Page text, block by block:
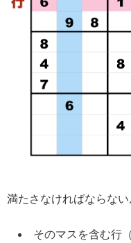
満たさなければならない
そのマスを含む行